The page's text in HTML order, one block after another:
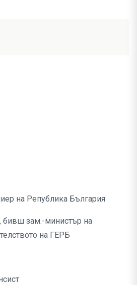
на Република България
зам.-министър на
на ГЕРБ